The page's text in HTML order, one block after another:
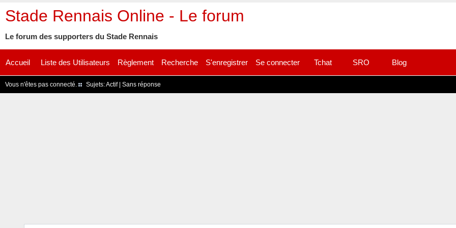
Stade Rennais Online - Le forum
Le forum des supporters du Stade Rennais
Accueil Liste des Utilisateurs Règlement Recherche S'enregistrer Se connecter Tchat SRO Blog
Vous n'êtes pas connecté. Sujets:Actif| Sans réponse